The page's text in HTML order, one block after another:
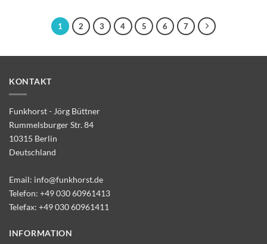
1 2 3 4 5 6 7
KONTAKT
Funkhorst - Jörg Büttner
Rummelsburger Str. 84
10315 Berlin
Deutschland
Email: info@funkhorst.de
Telefon: +49 030 60961413
Telefax: +49 030 60961411
INFORMATION